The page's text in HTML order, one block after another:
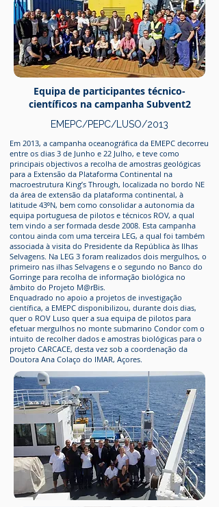
Equipa de participantes técnico-
científicosna campanha Subvent2
EMEPC/PEPC/LUSO/2013
Em 2013, a campanha oceanográfica da EMEPC decorreu
entre os dias 3 de Junho e 22 Julho, e teve como
principais objectivos a recolha de amostras geológicas
para a Extensão da Plataforma Continental na
macroestrutura King’s Through, localizada no bordo NE
da área de extensão da plataforma continental, à
latitude 43⁰N, bem como consolidar a autonomia da
equipa portuguesa de pilotos e técnicos ROV, a qual
tem vindo a ser formada desde 2008. Esta campanha
contou ainda com uma terceira LEG, a qual foi também
associada à visita do Presidente da República às Ilhas
Selvagens. Na LEG 3 foram realizados dois mergulhos, o
primeiro nas ilhas Selvagens e o segundo no Banco do
Gorringe para recolha de informação biológica no
âmbito do Projeto M@rBis.
Enquadrado no apoio a projetos de investigação
científica, a EMEPC disponibilizou, durante dois dias,
quer o ROV Luso quer a sua equipa de pilotos para
efetuar mergulhos no monte submarino Condor com o
intuito de recolher dados e amostras biológicas para o
projeto CARCACE, desta vez sob a coordenação da
Doutora Ana Colaço do IMAR, Açores.